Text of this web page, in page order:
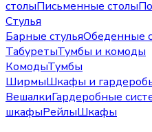
столыПисьменные столы
Стулья
Барные стульяОбеденные
ТабуретыТумбы и комоды
КомодыТумбы
ШирмыШкафы и
ВешалкиГардеробные
шкафыРейлыШкафы